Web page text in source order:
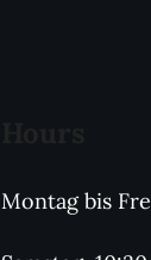
Montag bis